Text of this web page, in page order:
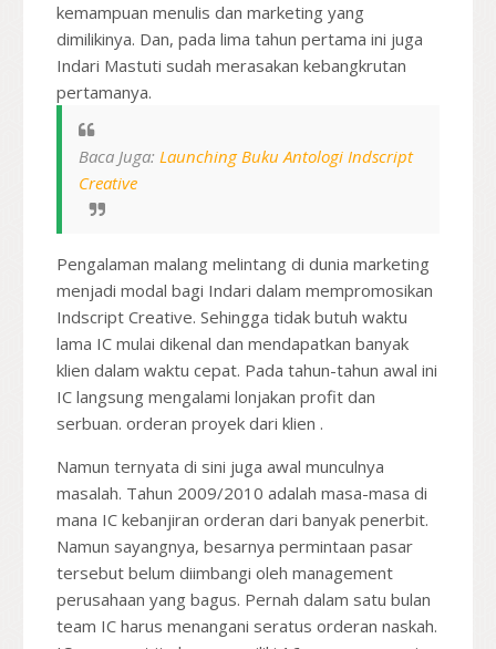
kemampuan menulis dan marketing yang
dimilikinya. Dan, pada lima tahun pertama ini juga
Indari Mastuti sudah merasakan kebangkrutan
pertamanya.
Baca Juga: Launching Buku Antologi Indscript
Creative
Pengalaman malang melintang di dunia marketing
menjadi modal bagi Indari dalam mempromosikan
Indscript Creative. Sehingga tidak butuh waktu
lama IC mulai dikenal dan mendapatkan banyak
klien dalam waktu cepat. Pada tahun-tahun awal ini
IC langsung mengalami lonjakan profit dan
serbuan. orderan proyek dari klien .
Namun ternyata di sini juga awal munculnya
masalah. Tahun 2009/2010 adalah masa-masa di
mana IC kebanjiran orderan dari banyak penerbit.
Namun sayangnya, besarnya permintaan pasar
tersebut belum diimbangi oleh management
perusahaan yang bagus. Pernah dalam satu bulan
team IC harus menangani seratus orderan naskah.